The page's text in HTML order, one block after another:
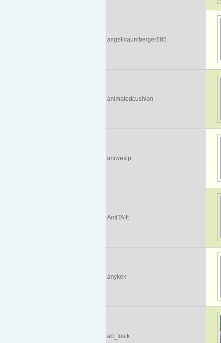
angelicaumberger685
animatedcushion
aniwexip
AntiTAift
anykek
an_tosik